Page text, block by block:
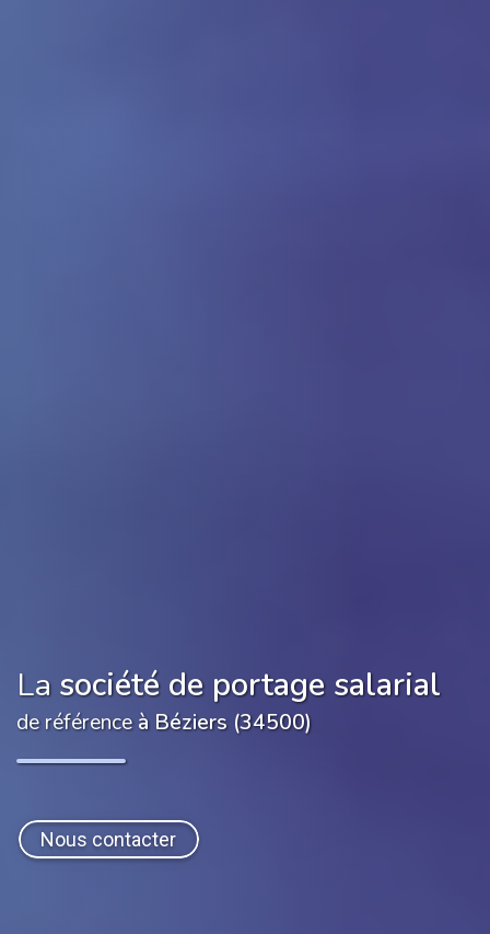
La société de portage salarial
de référence à Béziers (34500)
Nous contacter